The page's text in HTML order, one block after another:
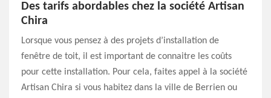
Des tarifs abordables chez la société Artisan
Chira
Lorsque vous pensez à des projets d’installation de
fenêtre de toit, il est important de connaitre les coûts
pour cette installation. Pour cela, faites appel à la société
Artisan Chira si vous habitez dans la ville de Berrien ou